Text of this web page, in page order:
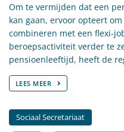
Om te vermijden dat een
kan gaan, ervoor opteert
combineren met een flexi-
beroepsactiviteit verder te
pensioenleeftijd, heeft de
LEES MEER
Sociaal Secretariaat